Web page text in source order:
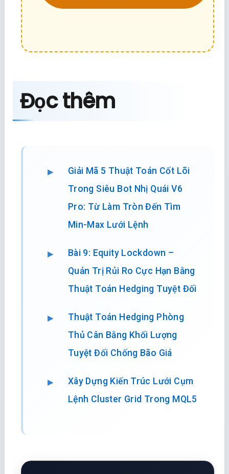
Đọc thêm
Giải Mã 5 Thuật Toán Cốt Lõi
Trong Siêu Bot Nhị Quái V6
Pro: Từ Làm Tròn Đến Tìm
Min-Max Lưới Lệnh
Bài 9: Equity Lockdown –
Quản Trị Rủi Ro Cực Hạn Bằng
Thuật Toán Hedging Tuyệt Đối
Thuật Toán Hedging Phòng
Thủ Cân Bằng Khối Lượng
Tuyệt Đối Chống Bão Giá
Xây Dựng Kiến Trúc Lưới Cụm
Lệnh Cluster Grid Trong MQL5